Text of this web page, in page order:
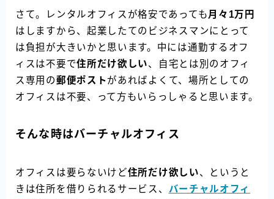
さて。レンタルオフィスが格安であっても月々1万円
はしますから、起業したてのビジネスマンにとって
は負担が大きいかと思います。中には通勤するオフ
ィスは不要で住所だけ欲しい、自宅とは別のオフィ
ス専用の郵便ポストがあればよくて、場所としての
オフィスは不要、って方もいらっしゃると思います。
そんな時はバーチャルオフィス
オフィスは要らないけど住所だけ欲しい、というと
きは住所を借りられるサービス、 バーチャルオフィ